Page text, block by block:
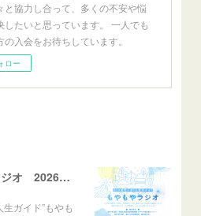
と協力し合って、多くの不安や悩
したいと思っています。 一人でも
の入会をお待ちしています。
ロー
もやもや病 もやもやラジオ 2026年4月18日(土)
ガイド”もやも